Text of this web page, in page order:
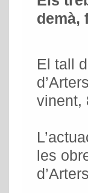
demà,
El tall
vinent,
les